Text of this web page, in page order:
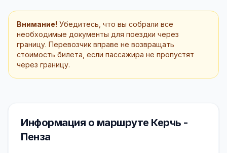
Внимание! Убедитесь, что вы собрали все
необходимые документы для поездки через
границу. Перевозчик вправе не возвращать
стоимость билета, если пассажира не пропустят
через границу.
Информация о маршруте Керчь -
Пенза